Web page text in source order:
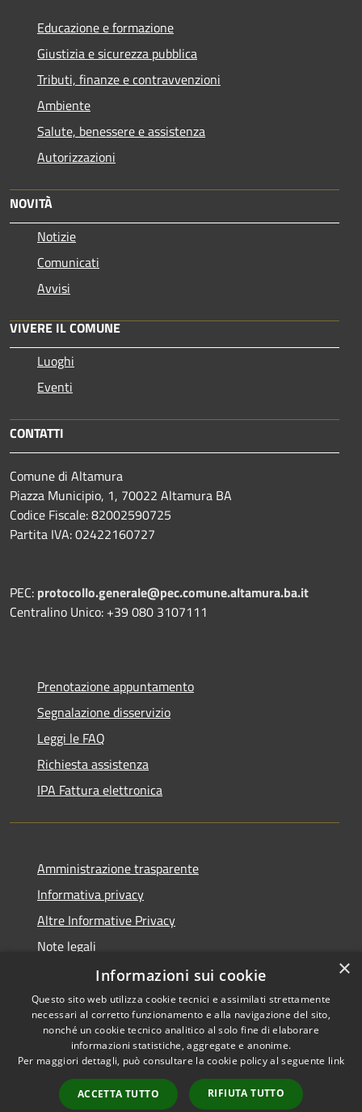
Educazione e formazione
Giustizia e sicurezza pubblica
Tributi, finanze e contravvenzioni
Ambiente
Salute, benessere e assistenza
Autorizzazioni
NOVITÀ
Notizie
Comunicati
Avvisi
VIVERE IL COMUNE
Luoghi
Eventi
CONTATTI
Comune di Altamura
Piazza Municipio, 1, 70022 Altamura BA
Codice Fiscale: 82002590725
Partita IVA: 02422160727
PEC: protocollo.generale@pec.comune.altamura.ba.it
Centralino Unico: +39 080 3107111
Prenotazione appuntamento
Segnalazione disservizio
Leggi le FAQ
Richiesta assistenza
IPA Fattura elettronica
Amministrazione trasparente
Informativa privacy
Altre Informative Privacy
Note legali
Dichiarazione di accessibilità
RSS
Accessibilità
Copyright © 2026 • Comune di
Municipium•
Accesso
×
Informazioni sui cookie
Questo sito web utilizza cookie tecnici e assimilati strettamente
necessari al corretto funzionamento e alla navigazione del sito,
nonché un cookie tecnico analitico al solo fine di elaborare
informazioni statistiche, aggregate e anonime.
Per maggiori dettagli, può consultare la cookie policy al seguente link
ACCETTA TUTTO RIFIUTA TUTTO